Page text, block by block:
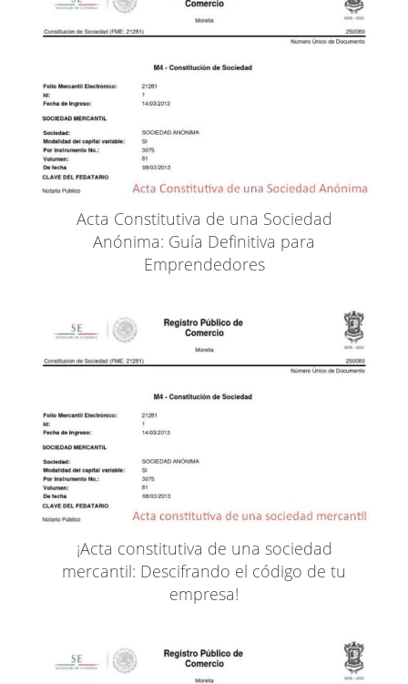
Acta Constitutiva de una Sociedad
Anónima: Guía Definitiva para
Emprendedores
¡Acta constitutiva de una sociedad
mercantil: Descifrando el código de tu
empresa!